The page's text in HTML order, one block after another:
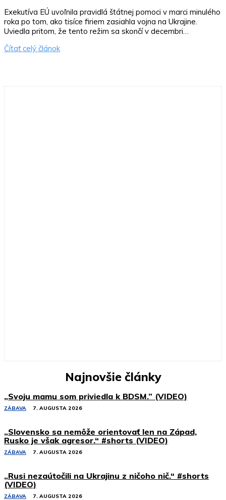
Exekutíva EÚ uvoľnila pravidlá štátnej pomoci v marci minulého
roka po tom, ako tisíce firiem zasiahla vojna na Ukrajine.
Uviedla pritom, že tento režim sa skončí v decembri…
Čítať celý článok
Najnovšie články
„Svoju mamu som priviedla k BDSM.” (VIDEO)
ZÁBAVA 7. AUGUSTA 2026
„Slovensko sa nemôže orientovať len na Západ,
Rusko je však agresor.“ #shorts (VIDEO)
ZÁBAVA 7. AUGUSTA 2026
„Rusi nezaútočili na Ukrajinu z ničoho nič.“ #shorts
(VIDEO)
ZÁBAVA 7. AUGUSTA 2026